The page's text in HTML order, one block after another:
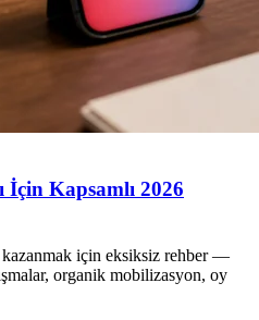
İçin Kapsamlı 2026
kazanmak için eksiksiz rehber —
organik mobilizasyon, oy